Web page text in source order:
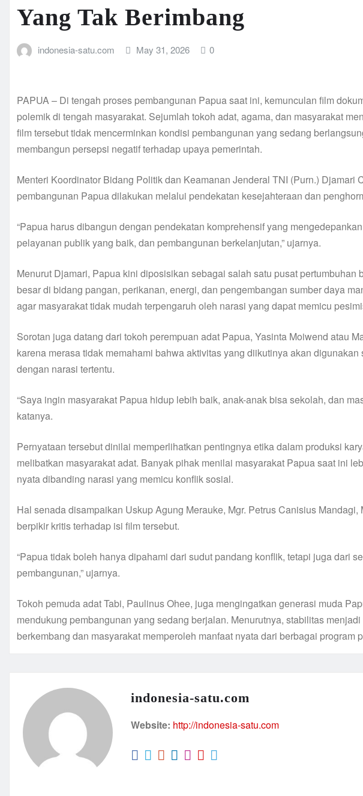
Yang Tak Berimbang
indonesia-satu.com May 31, 2026 0
PAPUA – Di tengah proses pembangunan Papua saat ini, kemunculan film
polemik di tengah masyarakat. Sejumlah tokoh adat, agama, dan masyarakat
film tersebut tidak mencerminkan kondisi pembangunan yang sedang
membangun persepsi negatif terhadap upaya pemerintah.
Menteri Koordinator Bidang Politik dan Keamanan Jenderal TNI (Purn.) Djamari
pembangunan Papua dilakukan melalui pendekatan kesejahteraan dan
“Papua harus dibangun dengan pendekatan komprehensif yang
pelayanan publik yang baik, dan pembangunan berkelanjutan,” ujarnya.
Menurut Djamari, Papua kini diposisikan sebagai salah satu pusat pertumbuhan
besar di bidang pangan, perikanan, energi, dan pengembangan sumber daya
agar masyarakat tidak mudah terpengaruh oleh narasi yang dapat memicu
Sorotan juga datang dari tokoh perempuan adat Papua, Yasinta Moiwend atau
karena merasa tidak memahami bahwa aktivitas yang diikutinya akan
dengan narasi tertentu.
“Saya ingin masyarakat Papua hidup lebih baik, anak-anak bisa sekolah, dan
katanya.
Pernyataan tersebut dinilai memperlihatkan pentingnya etika dalam produksi
melibatkan masyarakat adat. Banyak pihak menilai masyarakat Papua saat ini
nyata dibanding narasi yang memicu konflik sosial.
Hal senada disampaikan Uskup Agung Merauke, Mgr. Petrus Canisius Mandagi,
berpikir kritis terhadap isi film tersebut.
“Papua tidak boleh hanya dipahami dari sudut pandang konflik, tetapi juga dari
pembangunan,” ujarnya.
Tokoh pemuda adat Tabi, Paulinus Ohee, juga mengingatkan generasi muda
mendukung pembangunan yang sedang berjalan. Menurutnya, stabilitas
berkembang dan masyarakat memperoleh manfaat nyata dari berbagai program
indonesia-satu.com
Website: http://indonesia-satu.com